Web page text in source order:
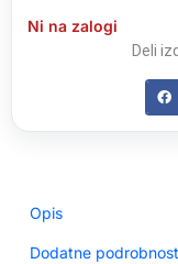
Ni na zalogi
Deli
Opis
Dodatne